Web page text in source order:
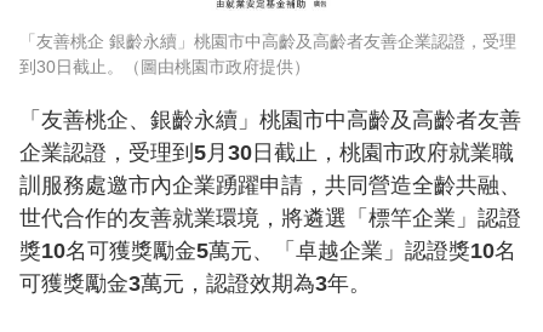
「友善桃企 銀齡永續」桃園市中高齡及高齡者友善企業認證，受理
到30日截止。（圖由桃園市政府提供）
「友善桃企、銀齡永續」桃園市中高齡及高齡者友善
企業認證，受理到5月30日截止，桃園市政府就業職
訓服務處邀市內企業踴躍申請，共同營造全齡共融、
世代合作的友善就業環境，將遴選「標竿企業」認證
獎10名可獲獎勵金5萬元、「卓越企業」認證獎10名
可獲獎勵金3萬元，認證效期為3年。